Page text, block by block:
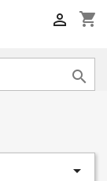
shopping_cart


